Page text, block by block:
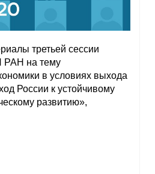
третьей сессии
РАН на тему
в условиях выхода
России к устойчивому
развитию»,